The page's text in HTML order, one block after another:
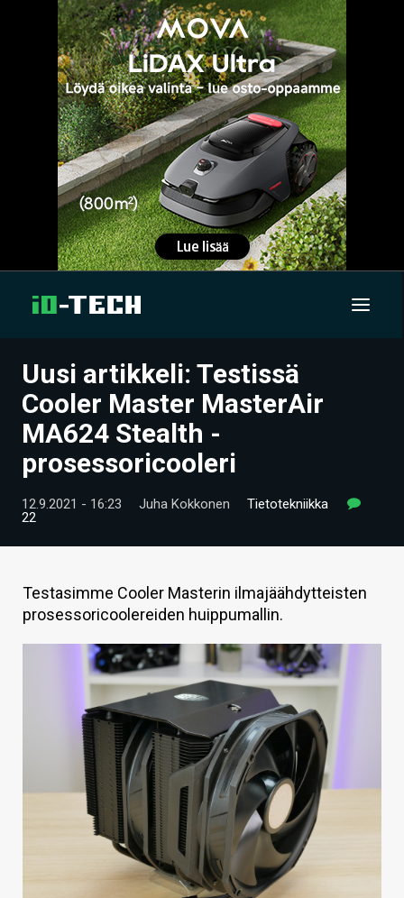
UUTISET
ARTIKKELIT
VIDEOT
TECHBBS
KAUPPA
VAIHDA TEEMA
Uusi artikkeli: Testissä
Cooler Master MasterAir
MA624 Stealth -
prosessoricooleri
12.9.2021 - 16:23 Juha Kokkonen
Tietotekniikka
22
Testasimme Cooler Masterin ilmajäähdytteisten
prosessoricoolereiden huippumallin.